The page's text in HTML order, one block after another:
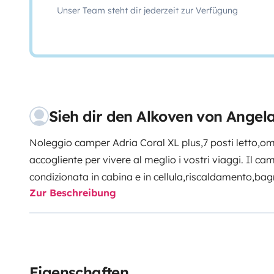
Unser Team steht dir jederzeit zur Verfügung
Sieh dir den Alkoven von
Noleggio camper Adria Coral XL plus,7 posti
accogliente per vivere al meglio i vostri viaggi. Il
condizionata in cabina e in
separata,moquette,forno,frigo con freezer
Zur Beschreibung